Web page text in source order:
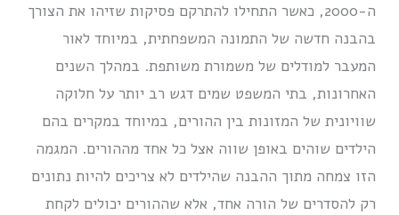
ה-2000, כאשר התחילו להתרקם פסיקות שזיהו את הצורך
בהבנה חדשה של התמונה המשפחתית, במיוחד לאור
המעבר למודלים של משמורת משותפת. במהלך השנים
האחרונות, בתי המשפט שמים דגש רב יותר על חלוקה
שוויונית של המזונות בין ההורים, במיוחד במקרים בהם
הילדים שוהים באופן שווה אצל כל אחד מההורים. המגמה
הזו צמחה מתוך ההבנה שהילדים לא צריכים להיות נתונים
רק להסדרים של הורה אחד, אלא שההורים יכולים לקחת